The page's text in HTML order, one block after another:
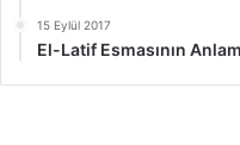
15 Eylül 2017
El-Latif Esmasının